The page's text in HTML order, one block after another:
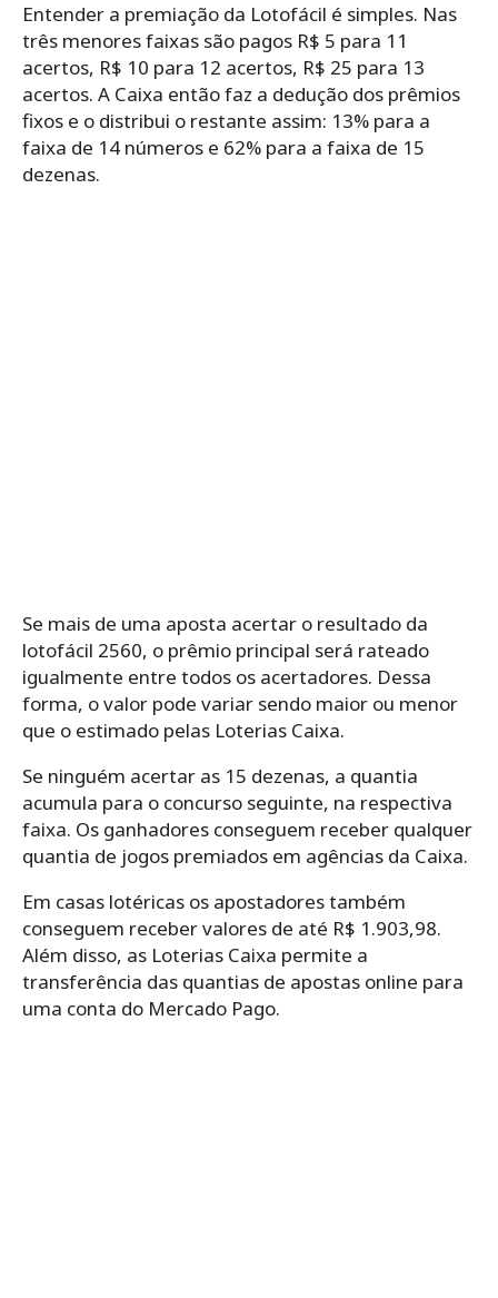
Entender a premiação da Lotofácil é simples. Nas
três menores faixas são pagos R$ 5 para 11
acertos, R$ 10 para 12 acertos, R$ 25 para 13
acertos. A Caixa então faz a dedução dos prêmios
fixos e o distribui o restante assim: 13% para a
faixa de 14 números e 62% para a faixa de 15
dezenas.
Se mais de uma aposta acertar o resultado da
lotofácil 2560, o prêmio principal será rateado
igualmente entre todos os acertadores. Dessa
forma, o valor pode variar sendo maior ou menor
que o estimado pelas Loterias Caixa.
Se ninguém acertar as 15 dezenas, a quantia
acumula para o concurso seguinte, na respectiva
faixa. Os ganhadores conseguem receber qualquer
quantia de jogos premiados em agências da Caixa.
Em casas lotéricas os apostadores também
conseguem receber valores de até R$ 1.903,98.
Além disso, as Loterias Caixa permite a
transferência das quantias de apostas online para
uma conta do Mercado Pago.